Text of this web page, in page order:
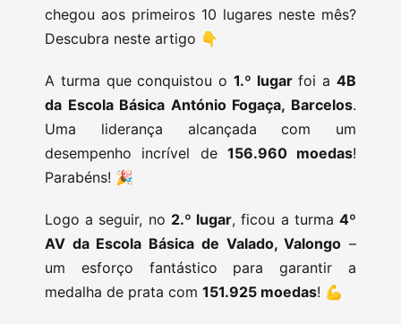
chegou aos primeiros 10 lugares neste mês?
Descubra neste artigo 👇
A turma que conquistou o 1.º lugarfoi a4B
da Escola Básica António Fogaça, Barcelos.
Uma liderança alcançada com um
desempenho incrível de 156.960 moedas!
Parabéns! 🎉
Logo a seguir, no 2.º lugar, ficou a turma4º
AV da Escola Básica de Valado, Valongo –
um esforço fantástico para garantir a
medalha de prata com 151.925 moedas! 💪